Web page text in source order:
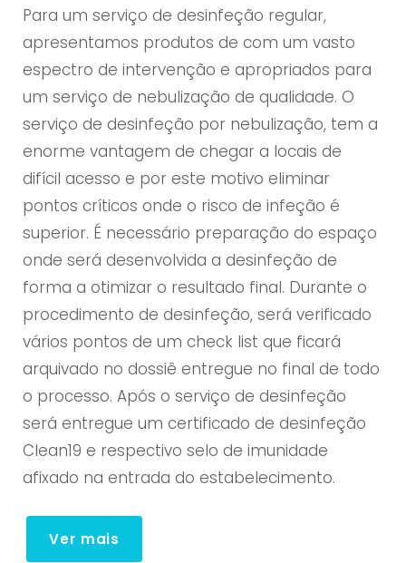
Para um serviço de desinfeção regular,
apresentamos produtos de com um vasto
espectro de intervenção e apropriados para
um serviço de nebulização de qualidade. O
serviço de desinfeção por nebulização, tem a
enorme vantagem de chegar a locais de
difícil acesso e por este motivo eliminar
pontos críticos onde o risco de infeção é
superior. É necessário preparação do espaço
onde será desenvolvida a desinfeção de
forma a otimizar o resultado final. Durante o
procedimento de desinfeção, será verificado
vários pontos de um check list que ficará
arquivado no dossiê entregue no final de todo
o processo. Após o serviço de desinfeção
será entregue um certificado de desinfeção
Clean19 e respectivo selo de imunidade
afixado na entrada do estabelecimento.
Ver mais